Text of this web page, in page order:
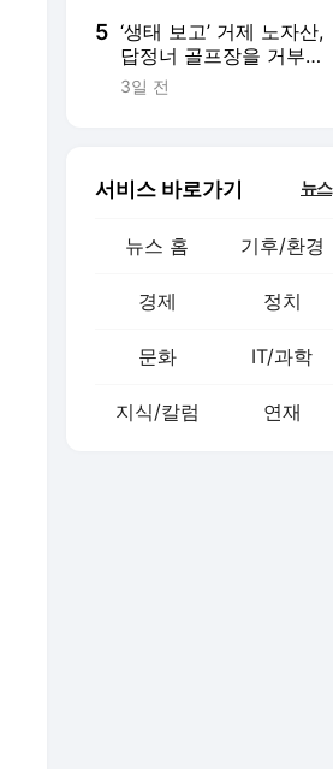
5 ‘생태 보고’ 거제 노자산,
답정너 골프장을 거부한
다
3일 전
서비스 바로가기 뉴스
뉴스 홈 기후/환경
경제 정치
문화 IT/과학
지식/칼럼 연재